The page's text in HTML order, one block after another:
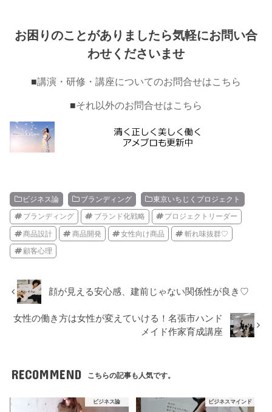
お困りのことがありましたら気軽にお問い合
わせくださいませ
■講演・研修・講座についてのお問合せはこちら
■それ以外のお問合せはこちら
ビジネス論 ブランディング 東京いちじくプロジェクト
ブランディング ブランド化戦略 プロジェクトリーダー
商品設計 商品開発 女性向け商品 斬れ味抜群♡
顧客心理
顔が見える安心感、建前じゃない関係性が良き♡
女性の働き方は女性が変えていける！名張市ハンド
メイド作家育成講座
RECOMMEND こちらの記事も人気です。
ビジネス論 ビジネスマインド